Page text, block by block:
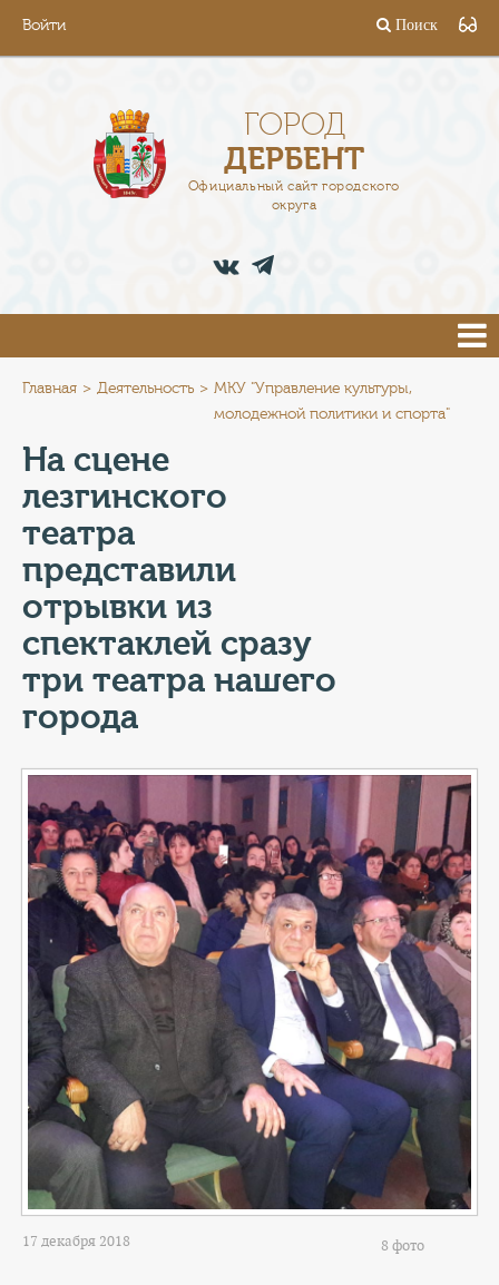
Войти Поиск
ГОРОД
ДЕРБЕНТ
Официальный сайт городского
округа
АДМИНИСТРАЦИЯ
ПРЕСС-ЦЕНТР
ТУРИСТАМ
КОНТАКТЫ
ГЕРОИ Z
КАТАЛОГ УСЛУГ
СЛУЖБА ПО КОНТРАКТУ
Главная Деятельность
МКУ "Управление культуры,
молодежной политики и спорта"
На сцене
лезгинского
театра
представили
отрывки из
спектаклей сразу
три театра нашего
города
17 декабря 2018 8 фото